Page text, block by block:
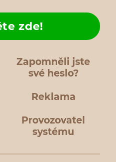
Zapomněli jste
své heslo?
zde!
Reklama
Provozovatel
systému